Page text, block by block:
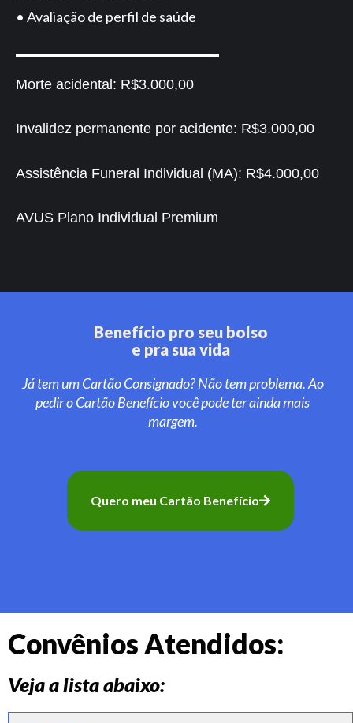
• Avaliação de perfil de saúde
Morte acidental: R$3.000,00
Invalidez permanente por acidente: R$3.000,00
Assistência Funeral Individual (MA): R$4.000,00
AVUS Plano Individual Premium
Benefício pro seu bolso
e pra sua vida
Já tem um Cartão Consignado? Não tem problema. Ao
pedir o Cartão Benefício você pode ter ainda mais
margem.
Quero meu Cartão Benefício
Convênios Atendidos:
Veja a lista abaixo: